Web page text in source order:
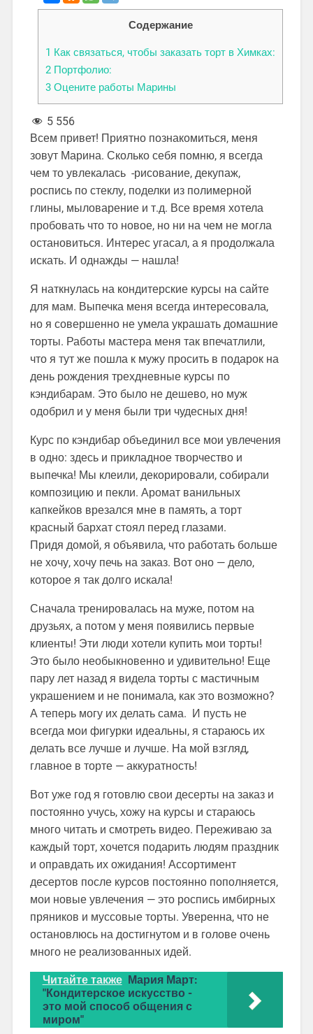
Содержание
1 Как связаться, чтобы заказать торт в Химках:
2 Портфолио:
3 Оцените работы Марины
5 556
Всем привет! Приятно познакомиться, меня
зовут Марина. Сколько себя помню, я всегда
чем то увлекалась -рисование, декупаж,
роспись по стеклу, поделки из полимерной
глины, мыловарение и т.д. Все время хотела
пробовать что то новое, но ни на чем не могла
остановиться. Интерес угасал, а я продолжала
искать. И однажды — нашла!
Я наткнулась на кондитерские курсы на сайте
для мам. Выпечка меня всегда интересовала,
но я совершенно не умела украшать домашние
торты. Работы мастера меня так впечатлили,
что я тут же пошла к мужу просить в подарок на
день рождения трехдневные курсы по
кэндибарам. Это было не дешево, но муж
одобрил и у меня были три чудесных дня!
Курс по кэндибар объединил все мои увлечения
в одно: здесь и прикладное творчество и
выпечка! Мы клеили, декорировали, собирали
композицию и пекли. Аромат ванильных
капкейков врезался мне в память, а торт
красный бархат стоял перед глазами.
Придя домой, я объявила, что работать больше
не хочу, хочу печь на заказ. Вот оно — дело,
которое я так долго искала!
Сначала тренировалась на муже, потом на
друзьях, а потом у меня появились первые
клиенты! Эти люди хотели купить мои торты!
Это было необыкновенно и удивительно! Еще
пару лет назад я видела торты с мастичным
украшением и не понимала, как это возможно?
А теперь могу их делать сама. И пусть не
всегда мои фигурки идеальны, я стараюсь их
делать все лучше и лучше. На мой взгляд,
главное в торте — аккуратность!
Вот уже год я готовлю свои десерты на заказ и
постоянно учусь, хожу на курсы и стараюсь
много читать и смотреть видео. Переживаю за
каждый торт, хочется подарить людям праздник
и оправдать их ожидания! Ассортимент
десертов после курсов постоянно пополняется,
мои новые увлечения — это роспись имбирных
пряников и муссовые торты. Уверенна, что не
остановлюсь на достигнутом и в голове очень
много не реализованных идей.
Читайте также Мария Март:
"Кондитерское искусство -
это мой способ общения с
миром"